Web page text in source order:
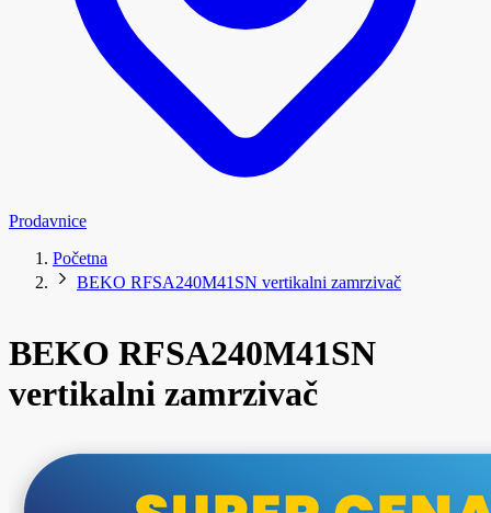
Prodavnice
Početna
BEKO RFSA240M41SN vertikalni zamrzivač
BEKO RFSA240M41SN
vertikalni zamrzivač